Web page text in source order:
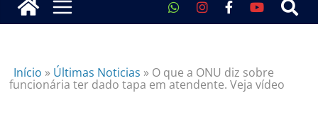
Início » Últimas Noticias » O que a ONU diz sobre
funcionária ter dado tapa em atendente. Veja vídeo